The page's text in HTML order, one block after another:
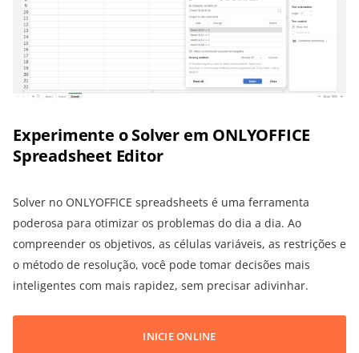
Experimente o Solver em ONLYOFFICE
Spreadsheet Editor
Solver no ONLYOFFICE spreadsheets é uma ferramenta
poderosa para otimizar os problemas do dia a dia. Ao
compreender os objetivos, as células variáveis, as restrições e
o método de resolução, você pode tomar decisões mais
inteligentes com mais rapidez, sem precisar adivinhar.
INICIE ONLINE